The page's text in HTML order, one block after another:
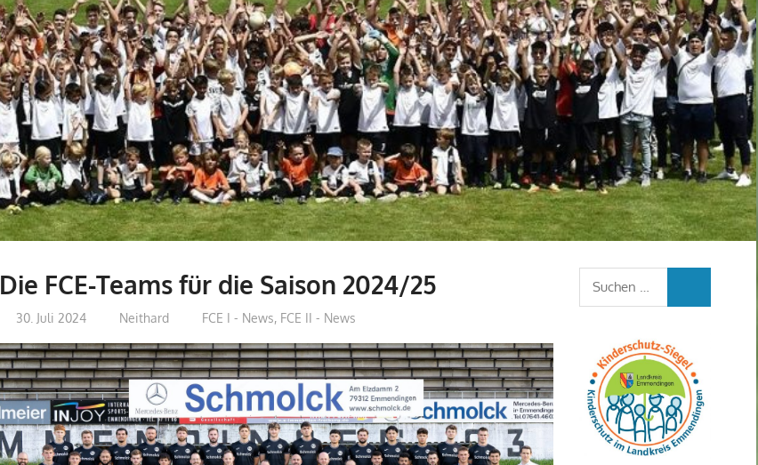
Die FCE-Teams für die Saison 2024/25
30. Juli 2024 Neithard FCE I - News, FCE II - News
Suchen